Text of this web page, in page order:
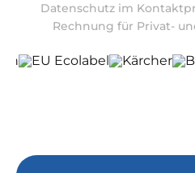
Datenschutz im
Rechnung für Privat-